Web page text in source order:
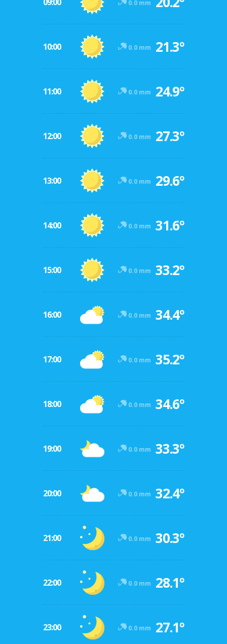
0.0 mm
10:00 0.0 mm 21.3º
11:00 0.0 mm 24.9º
12:00 0.0 mm 27.3º
13:00 0.0 mm 29.6º
14:00 0.0 mm 31.6º
15:00 0.0 mm 33.2º
16:00 0.0 mm 34.4º
17:00 0.0 mm 35.2º
18:00 0.0 mm 34.6º
19:00 0.0 mm 33.3º
20:00 0.0 mm 32.4º
21:00 0.0 mm 30.3º
22:00 0.0 mm 28.1º
23:00 0.0 mm 27.1º